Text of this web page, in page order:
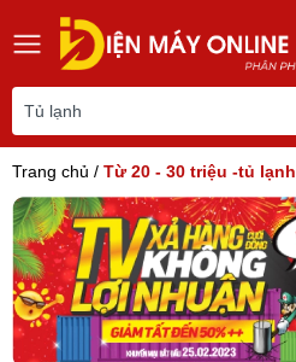
Trang chủ / Từ 20 - 30 triệu -tủ lạnh